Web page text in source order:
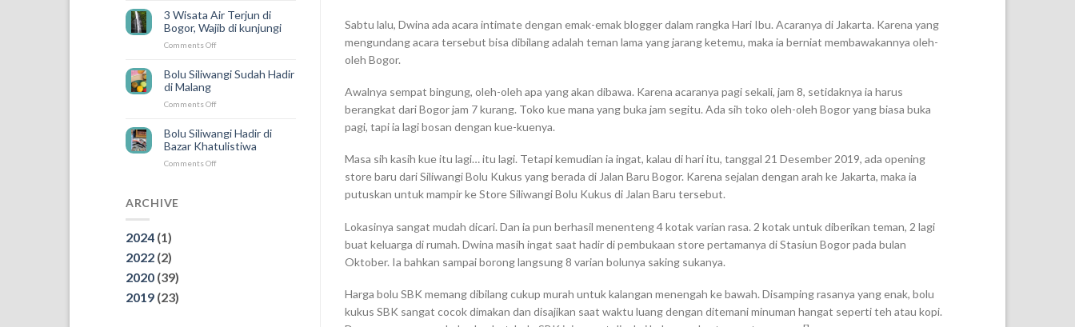
UNDIAN
GEBYAR
SILIWANGI
3 Wisata Air Terjun di
Bogor, Wajib di kunjungi
Comments Offon
Wisata
Air
di
Wajib
di
kunjungi
Bolu Siliwangi Sudah Hadir
di Malang
Comments Offon
Siliwangi
Sudah
Hadir
di
Bolu Siliwangi Hadir di
Bazar Khatulistiwa
Comments Offon
ARCHIVE
2024 (1)
2022 (2)
2020 (39)
2019 (23)
Sabtu lalu, Dwina ada acara intimate dengan emak-emak blogger dalam rangka Hari Ibu. Acaranya di Jakarta. Karena yang
mengundang acara tersebut bisa dibilang adalah teman lama yang jarang ketemu, maka ia berniat membawakannya oleh-
oleh Bogor.
Awalnya sempat bingung, oleh-oleh apa yang akan dibawa. Karena acaranya pagi sekali, jam 8, setidaknya ia harus
berangkat dari Bogor jam 7 kurang. Toko kue mana yang buka jam segitu. Ada sih toko oleh-oleh Bogor yang biasa buka
pagi, tapi ia lagi bosan dengan kue-kuenya.
Masa sih kasih kue itu lagi… itu lagi. Tetapi kemudian ia ingat, kalau di hari itu, tanggal 21 Desember 2019, ada opening
store baru dari Siliwangi Bolu Kukus yang berada di Jalan Baru Bogor. Karena sejalan dengan arah ke Jakarta, maka ia
putuskan untuk mampir ke Store Siliwangi Bolu Kukus di Jalan Baru tersebut.
Lokasinya sangat mudah dicari. Dan ia pun berhasil menenteng 4 kotak varian rasa. 2 kotak untuk diberikan teman, 2 lagi
buat keluarga di rumah. Dwina masih ingat saat hadir di pembukaan store pertamanya di Stasiun Bogor pada bulan
Oktober. Ia bahkan sampai borong langsung 8 varian bolunya saking sukanya.
Harga bolu SBK memang dibilang cukup murah untuk kalangan menengah ke bawah. Disamping rasanya yang enak, bolu
kukus SBK sangat cocok dimakan dan disajikan saat waktu luang dengan ditemani minuman hangat seperti teh atau kopi.